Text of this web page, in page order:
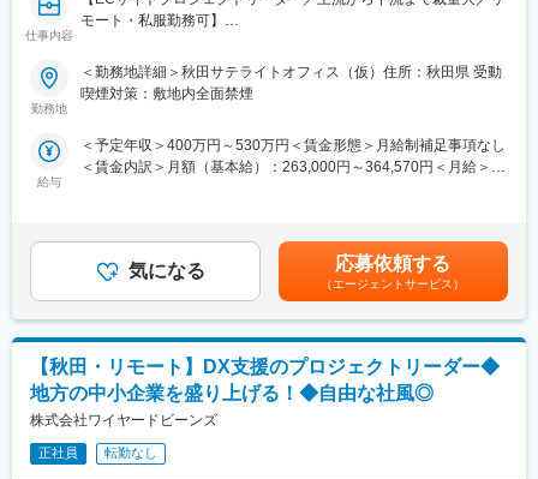
仕事内容
モート・私服勤務可】
■業務内容：
ECサイト構築全般のプロジェクトマネジメントを担当していただ
まで承っており、PLとして仕事の幅を広げることが可能です。加
えて知名度の高いブランドのEコマースに携われることや、顧客体
■詳細：
・プロジェクトの進捗管理／課題管理
・クライアントや外部ベンダーとの折衝
・課題解決へ向けての企画／提案
・要件定義、基本設計、ユーザーストーリー等の作成
【変更の範囲：会社の定める業務】
■開発環境：
・開発言語（マークアップ含む）：JavaScript、HTML、SCSS、
XML、Apex、VB、Python、GO、PHP、TypeScript、SQL
勤務地
＜勤務地詳細＞秋田サテライトオフィス（仮）住所：秋田県 受動
喫煙対策：敷地内全面禁煙
給与
＜予定年収＞400万円～530万円＜賃金形態＞月給制補足事項なし
＜賃金内訳＞月額（基本給）：263,000円～364,570円＜月給＞
を通じて上下する可能性があります。月給(月額)は固定手当を含め
た表記です。気になる 応募依頼する
（エージェントサービス）
【秋田・リモート】DX支援のプロジェクトリーダー◆
地方の中小企業を盛り上げる！◆自由な社風◎
株式会社ワイヤードビーンズ
正社員 転勤なし